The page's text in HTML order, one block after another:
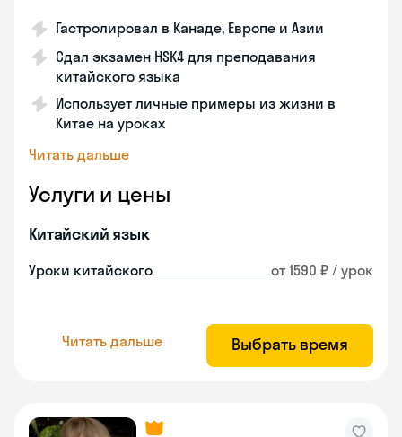
Гастролировал в Канаде, Европе и Азии
Сдал экзамен HSK4 для преподавания
китайского языка
Использует личные примеры из жизни в
Китае на уроках
Читать дальше
Услуги и цены
Китайский язык
Уроки китайского от 1590 ₽ / урок
Читать дальше Выбрать время